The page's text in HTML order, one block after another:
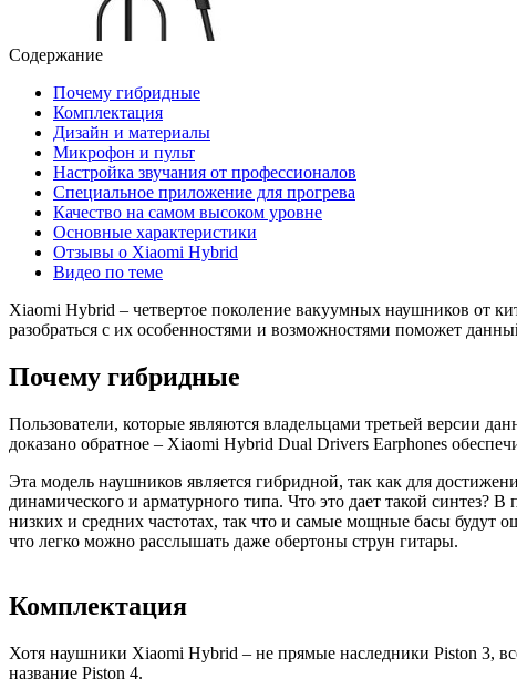
Содержание
Почему гибридные
Комплектация
Дизайн и материалы
Микрофон и пульт
Настройка звучания от профессионалов
Специальное приложение для прогрева
Качество на самом высоком уровне
Основные характеристики
Отзывы о Xiaomi Hybrid
Видео по теме
Xiaomi Hybrid – четвертое поколение вакуумных наушников от
разобраться с их особенностями и возможностями поможет
Почему гибридные
Пользователи, которые являются владельцами третьей версии
доказано обратное – Xiaomi Hybrid Dual Drivers Earphones
Эта модель наушников является гибридной, так как для
динамического и арматурного типа. Что это дает такой синтез?
низких и средних частотах, так что и самые мощные басы будут
что легко можно расслышать даже обертоны струн гитары.
Комплектация
Хотя наушники Xiaomi Hybrid – не прямые наследники Piston 3,
название Piston 4.